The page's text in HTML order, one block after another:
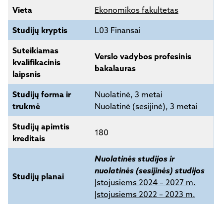
Vieta Ekonomikos fakultetas
Studijų kryptis L03 Finansai
Suteikiamas
kvalifikacinis
laipsnis
Verslo vadybos profesinis
bakalauras
Studijų forma ir
trukmė
Nuolatinė, 3 metai
Nuolatinė (sesijinė), 3 metai
Studijų apimtis
kreditais
180
Studijų planai
Nuolatinės studijos ir
nuolatinės (sesijinės) studijos
Įstojusiems 2024 – 2027 m.
Įstojusiems 2022 – 2023 m.